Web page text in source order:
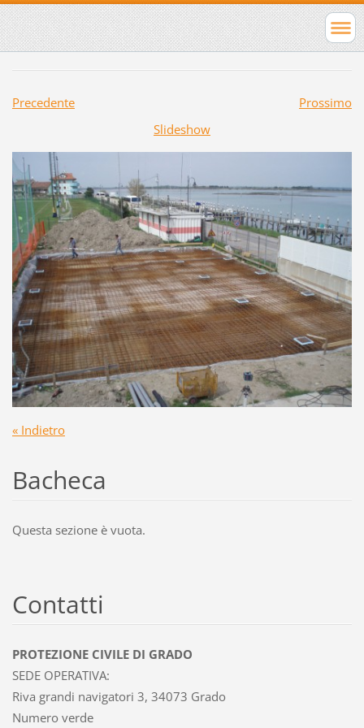
Precedente
Prossimo
Slideshow
« Indietro
Bacheca
Questa sezione è vuota.
Contatti
PROTEZIONE CIVILE DI GRADO
SEDE OPERATIVA:
Riva grandi navigatori 3, 34073 Grado
Numero verde